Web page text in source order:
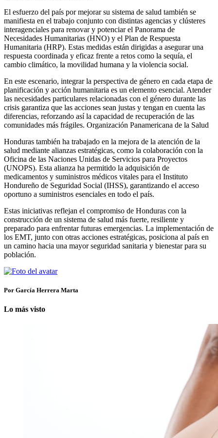
El esfuerzo del país por mejorar su sistema de salud también se
manifiesta en el trabajo conjunto con distintas agencias y clústeres
interagenciales para renovar y potenciar el Panorama de
Necesidades Humanitarias (HNO) y el Plan de Respuesta
Humanitaria (HRP). Estas medidas están dirigidas a asegurar una
respuesta coordinada y eficaz frente a retos como la sequía, el
cambio climático, la movilidad humana y la violencia social.
En este escenario, integrar la perspectiva de género en cada etapa de
planificación y acción humanitaria es un elemento esencial. Atender
las necesidades particulares relacionadas con el género durante las
crisis garantiza que las acciones sean justas y tengan en cuenta las
diferencias, reforzando así la capacidad de recuperación de las
comunidades más frágiles. Organización Panamericana de la Salud
Honduras también ha trabajado en la mejora de la atención de la
salud mediante alianzas estratégicas, como la colaboración con la
Oficina de las Naciones Unidas de Servicios para Proyectos
(UNOPS). Esta alianza ha permitido la adquisición de
medicamentos y suministros médicos vitales para el Instituto
Hondureño de Seguridad Social (IHSS), garantizando el acceso
oportuno a suministros esenciales en todo el país.
Estas iniciativas reflejan el compromiso de Honduras con la
construcción de un sistema de salud más fuerte, resiliente y
preparado para enfrentar futuras emergencias. La implementación de
los EMT, junto con otras acciones estratégicas, posiciona al país en
un camino hacia una mayor seguridad sanitaria y bienestar para su
población.
Por García Herrera Marta
Lo más visto